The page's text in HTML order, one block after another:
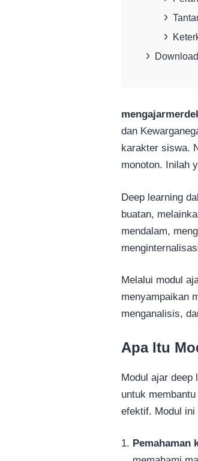
dan
karakter siswa.
monoton. Inilah
Deep learning
buatan,
mendalam,
Melalui modul
menyampaikan
menganalisis,
Apa Itu
Modul ajar deep
untuk
efektif. Modul ini
Pemahaman